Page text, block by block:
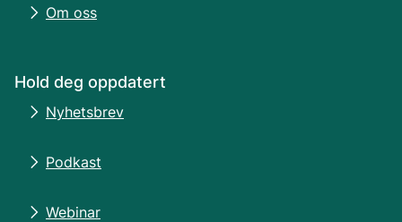
Om oss
Hold deg oppdatert
Nyhetsbrev
Podkast
Webinar